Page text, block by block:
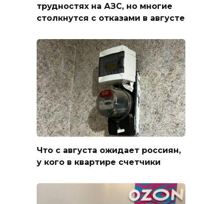
трудностях на АЗС, но многие
столкнутся с отказами в августе
Что с августа ожидает россиян,
у кого в квартире счетчики